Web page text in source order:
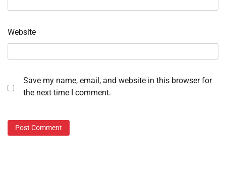
Website
Save my name, email, and website in this browser for
the next time I comment.